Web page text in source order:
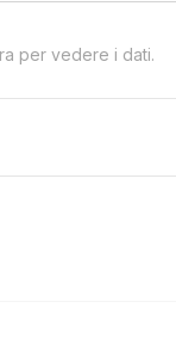
per vedere i dati.